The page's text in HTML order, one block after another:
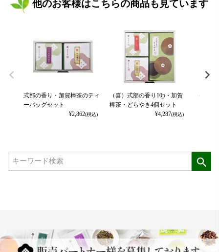
他のお客様はこちらの商品も見ています
式部の香り・加賀棒茶のティ
ーバッグセット
¥2,862(税込)
（喜）式部の香り10p・加賀
棒茶・どらやき4個セット
¥4,287(税込)
（茶楽